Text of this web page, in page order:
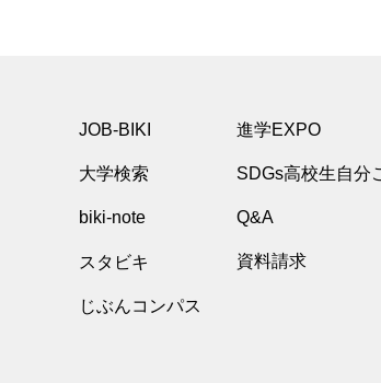
JOB-BIKI
大学検索
biki-note
スタビキ
じぶんコンパス
進学EXPO
SDGs高校生自分
Q&A
資料請求